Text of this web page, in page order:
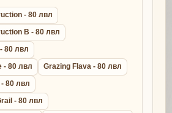
- 80 лвл
B - 80 лвл
80 лвл
- 80 лвл
Grazing Flava - 80 лвл
80 лвл
- 80 лвл